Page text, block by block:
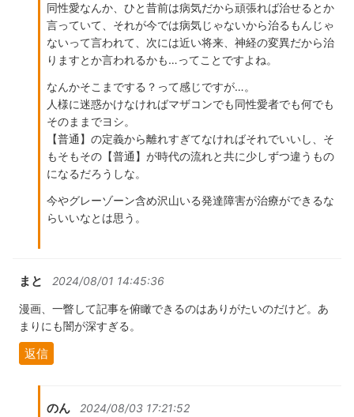
同性愛なんか、ひと昔前は病気だから頑張れば治せるとか
言っていて、それが今では病気じゃないから治るもんじゃ
ないって言われて、次には近い将来、神経の変異だから治
りますとか言われるかも…ってことですよね。
なんかそこまでする？って感じですが…。
人様に迷惑かけなければマザコンでも同性愛者でも何でも
そのままでヨシ。
【普通】の定義から離れすぎてなければそれでいいし、そ
もそもその【普通】が時代の流れと共に少しずつ違うもの
になるだろうしな。
今やグレーゾーン含め沢山いる発達障害が治療ができるな
らいいなとは思う。
まと 2024/08/01 14:45:36
漫画、一瞥して記事を俯瞰できるのはありがたいのだけど。あ
まりにも闇が深すぎる。
返信
のん 2024/08/03 17:21:52